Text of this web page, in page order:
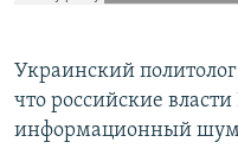
Украинский политолог
что российские
информационный шум